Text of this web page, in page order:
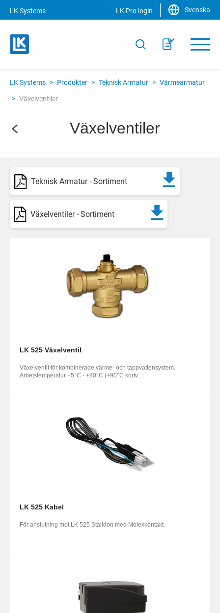
LK Systems LK Pro login Svenska
LK Systems > Produkter > Teknisk Armatur > Värmearmatur
> Växelventiler
Växelventiler
Teknisk Armatur - Sortiment
Växelventiler - Sortiment
LK 525 Växelventil
Växelventil för kombinerade värme- och tappvattensystem.
Arbetstemperatur +5°C - +80°C (+90°C kortv...
LK 525 Kabel
För anslutning mot LK 525 Ställdon med Molexkontakt.